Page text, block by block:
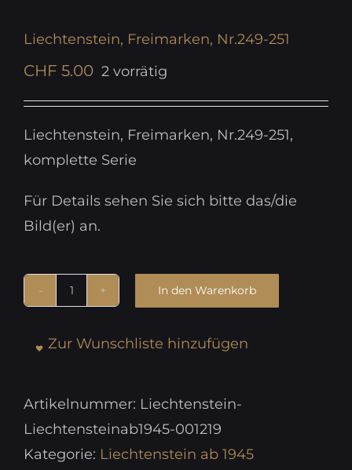
Liechtenstein, Freimarken, Nr.249-251
CHF 5.00 2 vorrätig
Liechtenstein, Freimarken, Nr.249-251,
komplette Serie
Für Details sehen Sie sich bitte das/die
Bild(er) an.
Liechtenstein,
Nr.249-
Menge
In den Warenkorb
Zur Wunschliste hinzufügen
Artikelnummer: Liechtenstein-
Liechtensteinab1945-001219
Kategorie: Liechtenstein ab 1945